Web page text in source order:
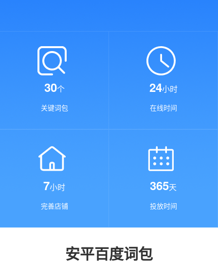
30个
关键词包
24小时
在线时间
7小时
完善店铺
365天
投放时间
安平百度词包